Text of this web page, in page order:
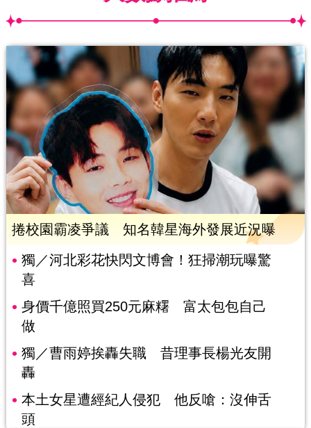
捲校園霸凌爭議 知名韓星海外發展近況曝
獨／河北彩花快閃文博會！狂掃潮玩曝驚
喜
身價千億照買250元麻糬 富太包包自己
做
獨／曹雨婷挨轟失職 昔理事長楊光友開
轟
本土女星遭經紀人侵犯 他反嗆：沒伸舌
頭